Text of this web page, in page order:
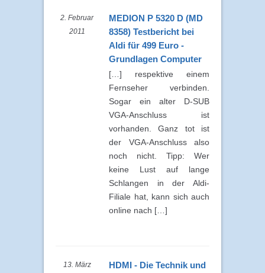
2. Februar
2011
MEDION P 5320 D (MD
8358) Testbericht bei
Aldi für 499 Euro -
Grundlagen Computer
[…] respektive einem
Fernseher verbinden.
Sogar ein alter D-SUB
VGA-Anschluss ist
vorhanden. Ganz tot ist
der VGA-Anschluss also
noch nicht. Tipp: Wer
keine Lust auf lange
Schlangen in der Aldi-
Filiale hat, kann sich auch
online nach […]
13. März
HDMI - Die Technik und